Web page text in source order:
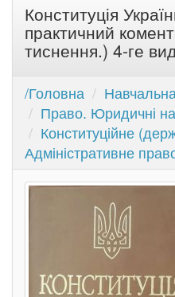
Конституція
практичний
тиснення.) 4-ге
/Головна
Право. Юридичні
Конституційне
Адміністративне